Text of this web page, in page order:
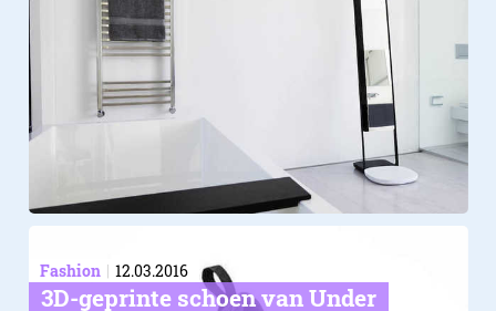
Fashion 12.03.2016
3D-geprinte schoen van Under